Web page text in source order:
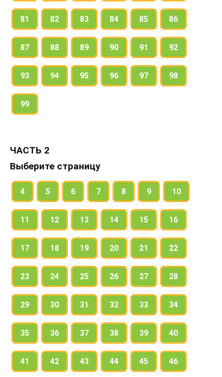
81 82 83 84 85 86
87 88 89 90 91 92
93 94 95 96 97 98
99
ЧАСТЬ 2
Выберите страницу
4 5 6 7 8 9 10
11 12 13 14 15 16
17 18 19 20 21 22
23 24 25 26 27 28
29 30 31 32 33 34
35 36 37 38 39 40
41 42 43 44 45 46